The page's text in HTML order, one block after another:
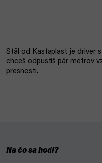
Stål od Kastaplast je driver
chceš odpustíš pár metrov
presnosti.
Na čo sa hodí?